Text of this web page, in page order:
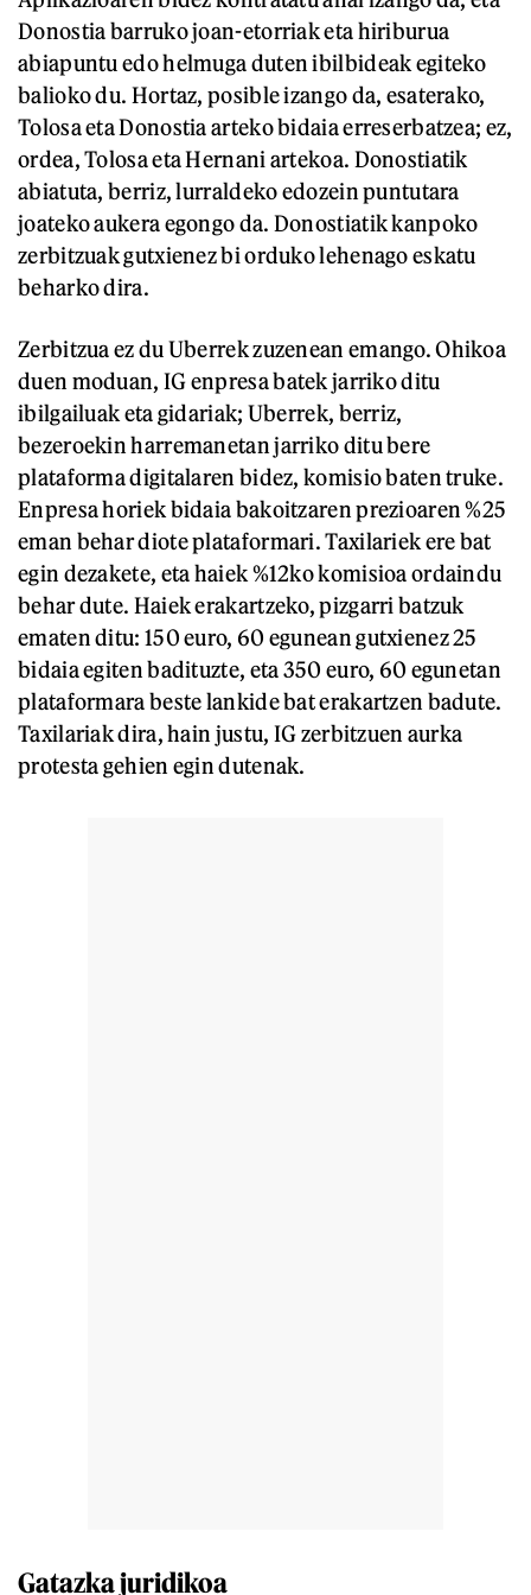
Donostia barruko joan-etorriak eta hiriburua
abiapuntu edo helmuga duten ibilbideak egiteko
balioko du. Hortaz, posible izango da, esaterako,
Tolosa eta Donostia arteko bidaia erreserbatzea; ez,
ordea, Tolosa eta Hernani artekoa. Donostiatik
abiatuta, berriz, lurraldeko edozein puntutara
joateko aukera egongo da. Donostiatik kanpoko
zerbitzuak gutxienez bi orduko lehenago eskatu
beharko dira.
Zerbitzua ez du Uberrek zuzenean emango. Ohikoa
duen moduan, IG enpresa batek jarriko ditu
ibilgailuak eta gidariak; Uberrek, berriz,
bezeroekin harremanetan jarriko ditu bere
plataforma digitalaren bidez, komisio baten truke.
Enpresa horiek bidaia bakoitzaren prezioaren %25
eman behar diote plataformari. Taxilariek ere bat
egin dezakete, eta haiek %12ko komisioa ordaindu
behar dute. Haiek erakartzeko, pizgarri batzuk
ematen ditu: 150 euro, 60 egunean gutxienez 25
bidaia egiten badituzte, eta 350 euro, 60 egunetan
plataformara beste lankide bat erakartzen badute.
Taxilariak dira, hain justu, IG zerbitzuen aurka
protesta gehien egin dutenak.
Gatazka juridikoa